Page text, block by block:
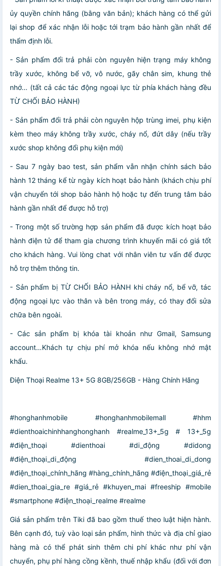
ủy quyền chính hãng (bằng văn bản); khách hàng có thể gửi
lại shop để xác nhận lỗi hoặc tới trạm bảo hành gần nhất để
thẩm định lỗi.
- Sản phẩm đổi trả phải còn nguyên hiện trạng máy không
trầy xước, không bể vỡ, vô nước, gãy chân sim, khung thẻ
nhớ… (tất cả các tác động ngoại lực từ phía khách hàng đều
TỪ CHỐI BẢO HÀNH)
- Sản phẩm đổi trả phải còn nguyên hộp trùng imei, phụ kiện
kèm theo máy không trầy xước, cháy nổ, đứt dây (nếu trầy
xước shop không đổi phụ kiện mới)
- Sau 7 ngày bao test, sản phẩm vẫn nhận chính sách bảo
hành 12 tháng kể từ ngày kích hoạt bảo hành (khách chịu phí
vận chuyển tới shop bảo hành hộ hoặc tự đến trung tâm bảo
hành gần nhất để được hỗ trợ)
- Trong một số trường hợp sản phẩm đã được kích hoạt bảo
hành điện tử để tham gia chương trình khuyến mãi có giá tốt
cho khách hàng. Vui lòng chat với nhân viên tư vấn để được
hỗ trợ thêm thông tin.
- Sản phẩm bị TỪ CHỐI BẢO HÀNH khi cháy nổ, bể vỡ, tác
động ngoại lực vào thân và bên trong máy, có thay đổi sửa
chữa bên ngoài.
- Các sản phẩm bị khóa tài khoản như Gmail, Samsung
account…Khách tự chịu phí mở khóa nếu không nhớ mật
khẩu.
Điện Thoại Realme 13+ 5G 8GB/256GB - Hàng Chính Hãng
#honghanhmobile #honghanhmobilemall #hhm
#dienthoaichinhhanghonghanh #realme_13+_5g # 13+_5g
#điện_thoại #dienthoai #di_động #didong
#điện_thoại_di_động #dien_thoai_di_dong
#điện_thoại_chính_hãng #hàng_chính_hãng #điện_thoại_giá_rẻ
#dien_thoai_gia_re #giá_rẻ #khuyen_mai #freeship #mobile
#smartphone #điện_thoại_realme #realme
Giá sản phẩm trên Tiki đã bao gồm thuế theo luật hiện hành.
Bên cạnh đó, tuỳ vào loại sản phẩm, hình thức và địa chỉ giao
hàng mà có thể phát sinh thêm chi phí khác như phí vận
chuyển, phụ phí hàng cồng kềnh, thuế nhập khẩu (đối với đơn